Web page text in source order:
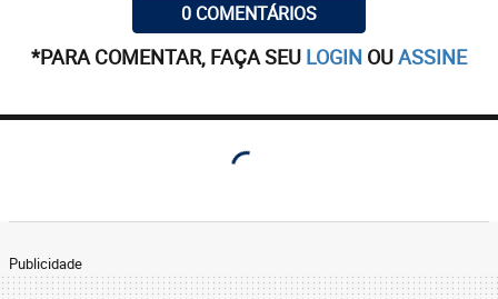
0 COMENTÁRIOS
*PARA COMENTAR, FAÇA SEU LOGIN OUASSINE
Publicidade